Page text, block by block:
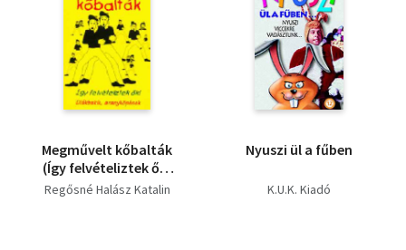
Megművelt kőbalták
(Így felvételiztek ők-
diákbakik,
Regősné Halász Katalin
Nyuszi ül a fűben
K.U.K. Kiadó